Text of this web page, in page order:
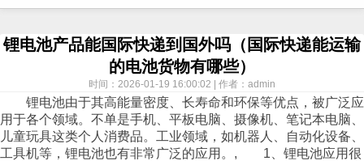
锂电池产品能国际快递到国外吗（国际快递能运输
的电池货物有哪些）
时间：2026-01-19 16:00:02 | 作者：admin
锂电池由于其高能量密度、长寿命和环保等优点，被广泛应
用于各个领域。不单是手机、平板电脑、摄像机、笔记本电脑、
儿童玩具这类个人消费品。工业领域，如机器人、自动化设备、
工具机等，锂电池也有非常广泛的应用。, 1、锂电池应用很